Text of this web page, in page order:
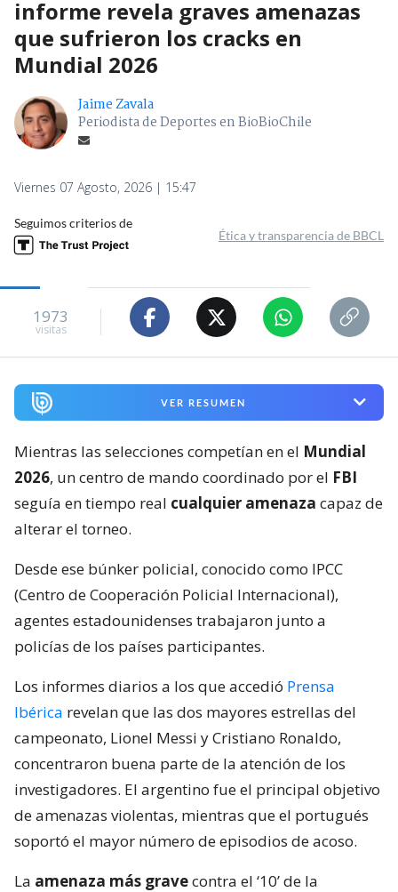
informe revela graves amenazas
que sufrieron los cracks en
Mundial 2026
Jaime Zavala
Periodista de Deportes en BioBioChile
Viernes 07 Agosto, 2026 | 15:47
Seguimos criterios de
Ética y transparencia de BBCL
1973
visitas
VER RESUMEN
Mientras las selecciones competían en el Mundial
2026, un centro de mando coordinado por el FBI
seguía en tiempo real cualquier amenaza capaz de
alterar el torneo.
Desde ese búnker policial, conocido como IPCC
(Centro de Cooperación Policial Internacional),
agentes estadounidenses trabajaron junto a
policías de los países participantes.
Los informes diarios a los que accedió Prensa
Ibérica revelan que las dos mayores estrellas del
campeonato, Lionel Messi y Cristiano Ronaldo,
concentraron buena parte de la atención de los
investigadores. El argentino fue el principal objetivo
de amenazas violentas, mientras que el portugués
soportó el mayor número de episodios de acoso.
La amenaza más gravecontra el ‘10’ de la